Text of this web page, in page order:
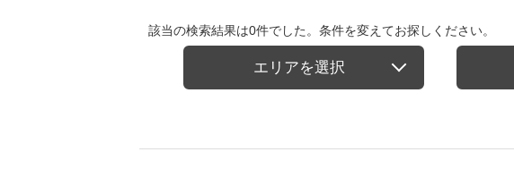
該当の検索結果は0件でした。条件を変えてお探しください。
エリアを選択